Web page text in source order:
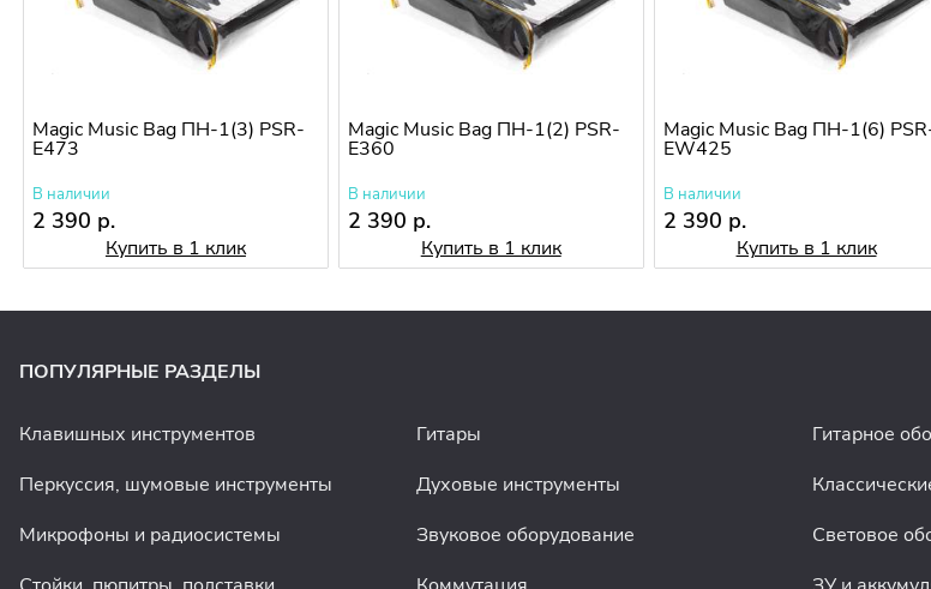
Magic Music Bag ПН-1(3) PSR-
E473
В наличии
2 390 р.
Купить в 1 клик
Magic Music Bag ПН-1(2) PSR-
E360
В наличии
2 390 р.
Купить в 1 клик
Magic Music Bag ПН-1(6)
EW425
В наличии
2 390 р.
Купить в 1 клик
ПОПУЛЯРНЫЕ РАЗДЕЛЫ
Клавишных инструментов Гитары Гитарное
Перкуссия, шумовые инструменты
Духовые инструменты
Микрофоны и радиосистемы
Звуковое оборудование Световое